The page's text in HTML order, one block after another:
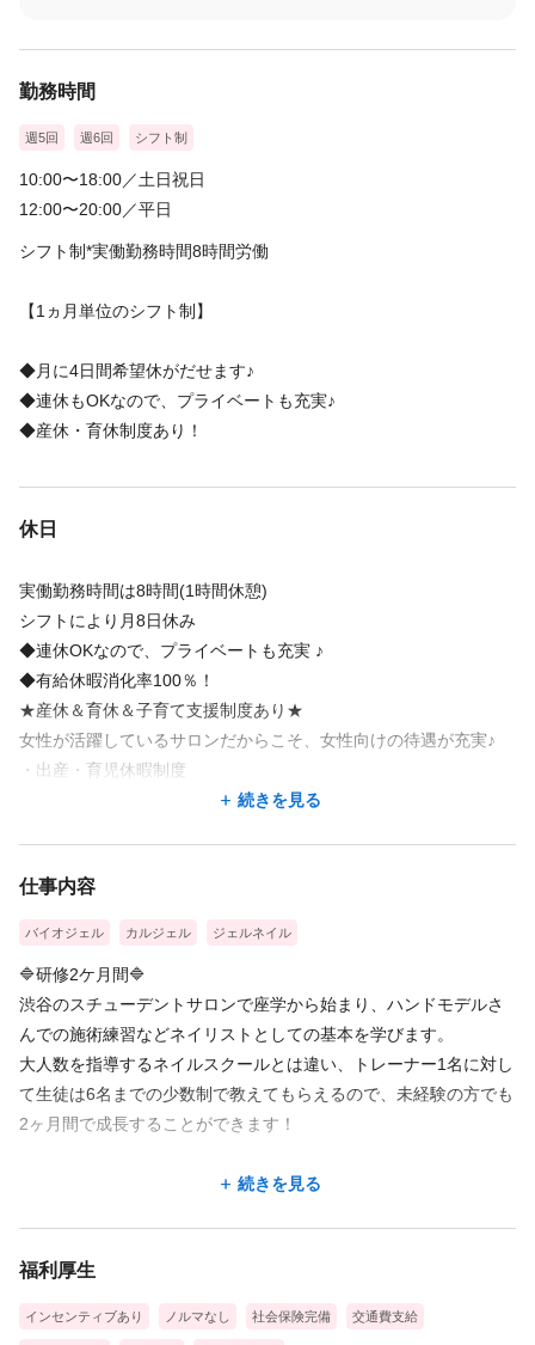
諸手当：20,000円
＋年2回賞与
基本給：230,000円
達成歩合：10,000円
売上歩合：15,000円
デザイン歩合：10,000円
諸手当：20,000円
合計：305,000円
＋年2回賞与
■3年目 店長
基本給：230,000円
役職手当：40,000円
指名歩合：15,000円
デザイン歩合：15,000円
勤続手当：10,000円
諸手当：20,000円
合計：345,000円
＋年2回賞与
勤務時間
週5回 週6回 シフト制
10:00〜18:00／土日祝日
12:00〜20:00／平日
シフト制*実働勤務時間8時間労働
【1ヵ月単位のシフト制】
◆月に4日間希望休がだせます♪
◆連休もOKなので、プライベートも充実♪
◆産休・育休制度あり！
休日
実働勤務時間は8時間(1時間休憩)
シフトにより月8日休み
◆連休OKなので、プライベートも充実 ♪
◆有給休暇消化率100％！
★産休＆育休＆子育て支援制度あり★
女性が活躍しているサロンだからこそ、女性向けの待遇が充実♪
・出産・育児休暇制度
続きを見る
仕事内容
バイオジェル カルジェル ジェルネイル
🔷研修2ケ月間🔷
渋谷のスチューデントサロンで座学から始まり、ハンドモデルさ
んでの施術練習などネイリストとしての基本を学びます。
大人数を指導するネイルスクールとは違い、トレーナー1名に対し
て生徒は6名までの少数制で教えてもらえるので、未経験の方でも
2ヶ月間で成長することができます！
🔷3ヶ月目から店舗へ配属🔷
研修の2ヶ月間と配属後の2ヶ月間＝約4ヶ月間で自立できるような
続きを見る
福利厚生
インセンティブあり ノルマなし 社会保険完備 交通費支給